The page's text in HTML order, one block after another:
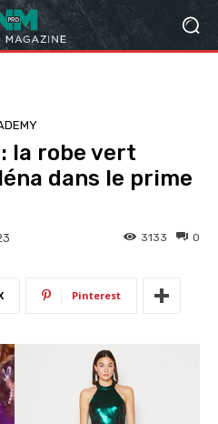
: la robe vert
dans le prime
0
3133
Pinterest